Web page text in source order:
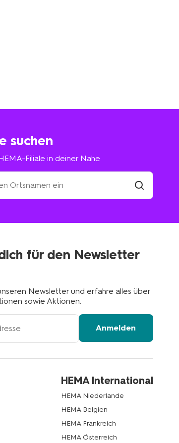
suchen
Filiale in deiner Nähe
Filiale
für den Newsletter
Newsletter und erfahre alles über
sowie Aktionen.
Anmelden
HEMA International
HEMA Niederlande
HEMA Belgien
HEMA Frankreich
HEMA Österreich